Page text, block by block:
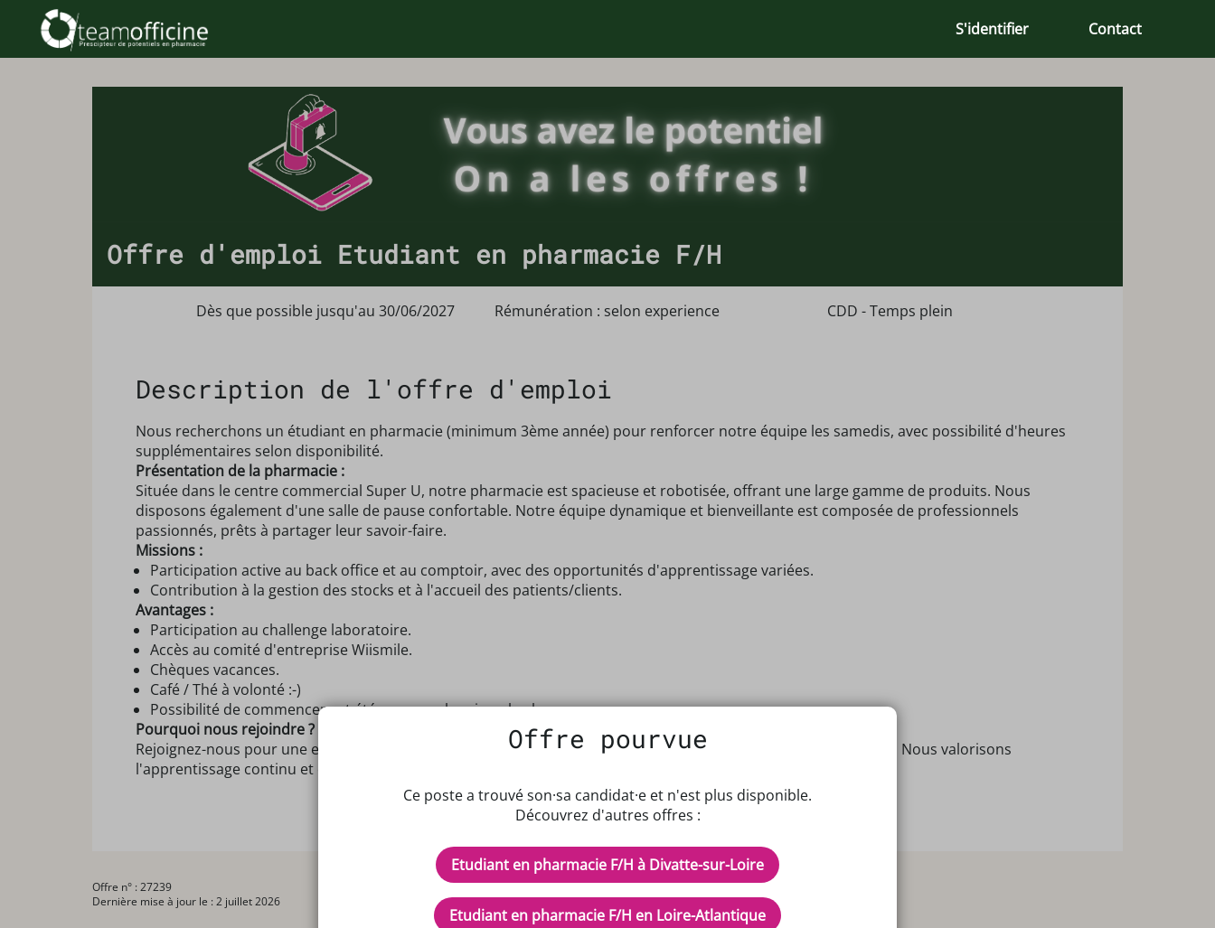
S'identifier Contact
Offre d'emploi Etudiant en pharmacie F/H
Dès que possible jusqu'au 30/06/2027 Rémunération : selon experience CDD - Temps plein
Description de l'offre d'emploi
Nous recherchons un étudiant en pharmacie (minimum 3ème année) pour renforcer notre équipe les samedis, avec possibilité d'heures
supplémentaires selon disponibilité.
Présentation de la pharmacie :
Située dans le centre commercial Super U, notre pharmacie est spacieuse et robotisée, offrant une large gamme de produits. Nous
disposons également d'une salle de pause confortable. Notre équipe dynamique et bienveillante est composée de professionnels
passionnés, prêts à partager leur savoir-faire.
Missions :
Participation active au back office et au comptoir, avec des opportunités d'apprentissage variées.
Contribution à la gestion des stocks et à l'accueil des patients/clients.
Avantages :
Participation au challenge laboratoire.
Accès au comité d'entreprise Wiismile.
Chèques vacances.
Café / Thé à volonté :-)
Possibilité de commencer cet été avec un planning plus large.
Pourquoi nous rejoindre ?
Rejoignez-nous pour une expérience enrichissante et dynamique dans un environnement moderne et convivial. Nous valorisons
l'apprentissage continu et offrons un cadre de travail flexible pour s'adapter à vos contraintes académiques.
Offre n° : 27239
Dernière mise à jour le : 2 juillet 2026
Offre pourvue
Ce poste a trouvé son·sa candidat·e et n'est plus disponible.
Découvrez d'autres offres :
Etudiant en pharmacie F/H à Divatte-sur-Loire
Etudiant en pharmacie F/H en Loire-Atlantique